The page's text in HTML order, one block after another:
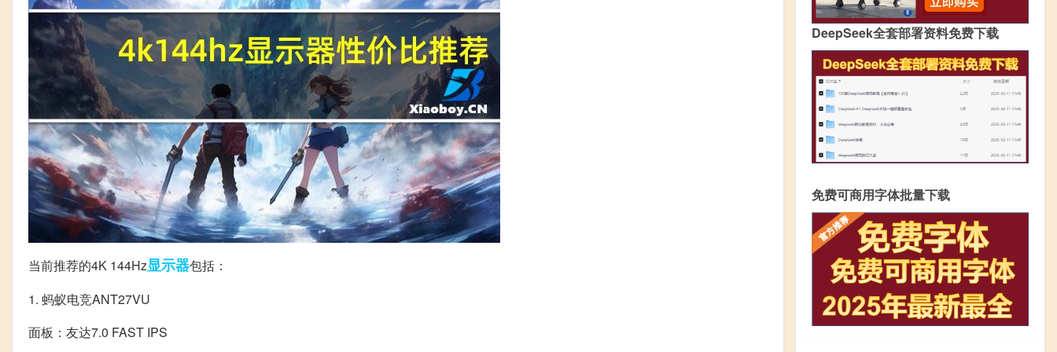
当前推荐的4K 144Hz显示器包括：
1. 蚂蚁电竞ANT27VU
面板：友达7.0 FAST IPS
DeepSeek全套部署资料免费下载
免费可商用字体批量下载